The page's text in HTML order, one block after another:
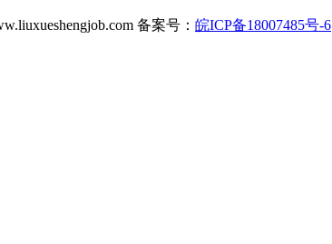
备案号： 皖ICP备18007485号-6